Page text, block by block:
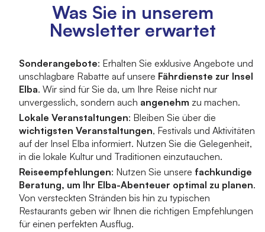
Was Sie in unserem
Newsletter erwartet
Sonderangebote: Erhalten Sie exklusive Angebote und
unschlagbare Rabatte auf unsere Fährdienste zur Insel
Elba. Wir sind für Sie da, um Ihre Reise nicht nur
unvergesslich, sondern auch angenehm zu machen.
Lokale Veranstaltungen: Bleiben Sie über die
wichtigsten Veranstaltungen, Festivals und Aktivitäten
auf der Insel Elba informiert. Nutzen Sie die Gelegenheit,
in die lokale Kultur und Traditionen einzutauchen.
Reiseempfehlungen: Nutzen Sie unsere fachkundige
Beratung, um Ihr Elba-Abenteuer optimal zu planen.
Von versteckten Stränden bis hin zu typischen
Restaurants geben wir Ihnen die richtigen Empfehlungen
für einen perfekten Ausflug.